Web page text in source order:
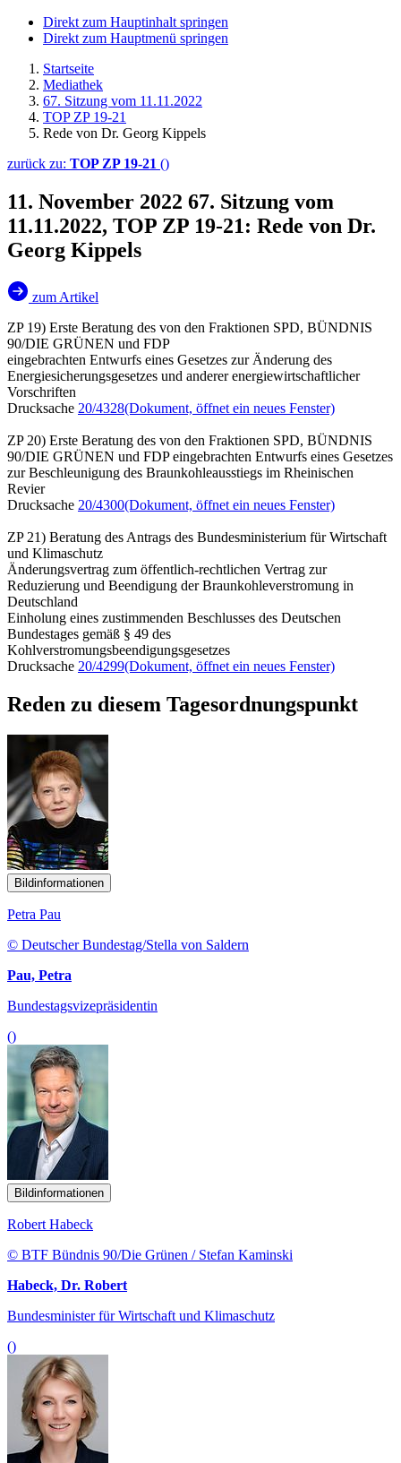
Direkt zum Hauptinhalt springen
Direkt zum Hauptmenü springen
Startseite
Mediathek
67. Sitzung vom 11.11.2022
TOP ZP 19-21
Rede von Dr. Georg Kippels
zurück zu: TOP ZP 19-21 ()
11. November 2022 67. Sitzung vom
11.11.2022, TOP ZP 19-21: Rede von Dr.
Georg Kippels
zum Artikel
ZP 19) Erste Beratung des von den Fraktionen SPD, BÜNDNIS
90/DIE GRÜNEN und FDP
eingebrachten Entwurfs eines Gesetzes zur Änderung des
Energiesicherungsgesetzes und anderer energiewirtschaftlicher
Vorschriften
Drucksache 20/4328(Dokument, öffnet ein neues Fenster)
ZP 20) Erste Beratung des von den Fraktionen SPD, BÜNDNIS
90/DIE GRÜNEN und FDP eingebrachten Entwurfs eines Gesetzes
zur Beschleunigung des Braunkohleausstiegs im Rheinischen
Revier
Drucksache 20/4300(Dokument, öffnet ein neues Fenster)
ZP 21) Beratung des Antrags des Bundesministerium für Wirtschaft
und Klimaschutz
Änderungsvertrag zum öffentlich-rechtlichen Vertrag zur
Reduzierung und Beendigung der Braunkohleverstromung in
Deutschland
Einholung eines zustimmenden Beschlusses des Deutschen
Bundestages gemäß § 49 des
Kohlverstromungsbeendigungsgesetzes
Drucksache 20/4299(Dokument, öffnet ein neues Fenster)
Reden zu diesem Tagesordnungspunkt
Bildinformationen
Petra Pau
© Deutscher Bundestag/Stella von Saldern
Pau, Petra
Bundestagsvizepräsidentin
()
Bildinformationen
Robert Habeck
© BTF Bündnis 90/Die Grünen / Stefan Kaminski
Habeck, Dr. Robert
Bundesminister für Wirtschaft und Klimaschutz
()